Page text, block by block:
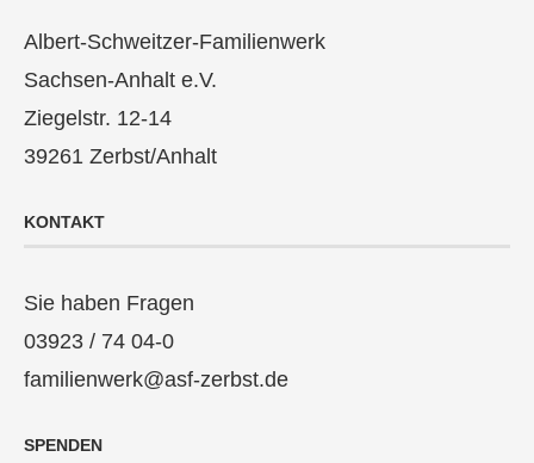
Albert-Schweitzer-Familienwerk
Sachsen-Anhalt e.V.
Ziegelstr. 12-14
39261 Zerbst/Anhalt
KONTAKT
Sie haben Fragen
03923 / 74 04-0
familienwerk@asf-zerbst.de
SPENDEN